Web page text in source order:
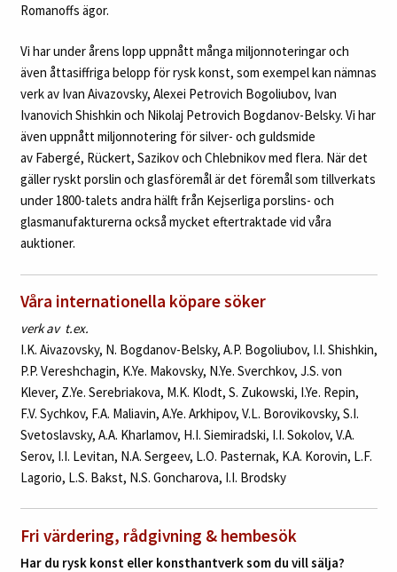
Romanoffs ägor.
Vi har under årens lopp uppnått många miljonnoteringar och
även åttasiffriga belopp för rysk konst, som exempel kan nämnas
verk av Ivan Aivazovsky, Alexei Petrovich Bogoliubov, Ivan
Ivanovich Shishkin och Nikolaj Petrovich Bogdanov-Belsky. Vi har
även uppnått miljonnotering för silver- och guldsmide
av Fabergé, Rückert, Sazikov och Chlebnikov med flera. När det
gäller ryskt porslin och glasföremål är det föremål som tillverkats
under 1800-talets andra hälft från Kejserliga porslins- och
glasmanufakturerna också mycket eftertraktade vid våra
auktioner.
Våra internationella köpare söker
verk av t.ex.
I.K. Aivazovsky, N. Bogdanov-Belsky, A.P. Bogoliubov, I.I. Shishkin,
P.P. Vereshchagin, K.Ye. Makovsky, N.Ye. Sverchkov, J.S. von
Klever, Z.Ye. Serebriakova, M.K. Klodt, S. Zukowski, I.Ye. Repin,
F.V. Sychkov, F.A. Maliavin, A.Ye. Arkhipov, V.L. Borovikovsky, S.I.
Svetoslavsky, A.A. Kharlamov, H.I. Siemiradski, I.I. Sokolov, V.A.
Serov, I.I. Levitan, N.A. Sergeev, L.O. Pasternak, K.A. Korovin, L.F.
Lagorio, L.S. Bakst, N.S. Goncharova, I.I. Brodsky
Fri värdering, rådgivning & hembesök
Har du rysk konst eller konsthantverk som du vill sälja?